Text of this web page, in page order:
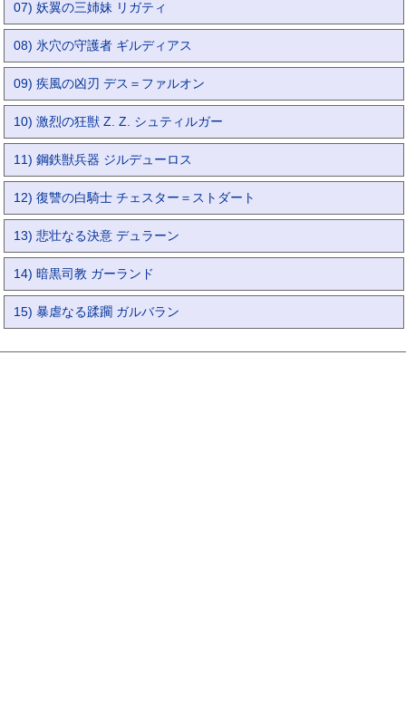
07) 妖翼の三姉妹 リガティ
08) 氷穴の守護者 ギルディアス
09) 疾風の凶刃 デス＝ファルオン
10) 激烈の狂獣 Z. Z. シュティルガー
11) 鋼鉄獣兵器 ジルデューロス
12) 復讐の白騎士 チェスター＝ストダート
13) 悲壮なる決意 デュラーン
14) 暗黒司教 ガーランド
15) 暴虐なる蹂躙 ガルバラン